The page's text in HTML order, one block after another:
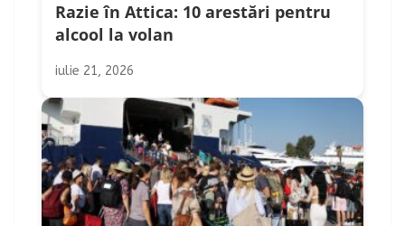
Razie în Attica: 10 arestări pentru
alcool la volan
iulie 21, 2026